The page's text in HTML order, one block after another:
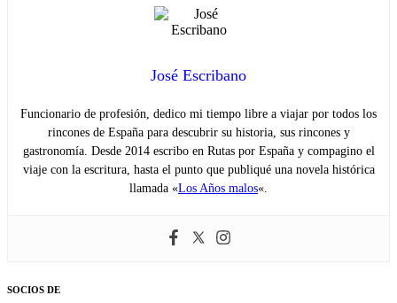
José Escribano
Funcionario de profesión, dedico mi tiempo libre a viajar por todos los
rincones de España para descubrir su historia, sus rincones y
gastronomía. Desde 2014 escribo en Rutas por España y compagino el
viaje con la escritura, hasta el punto que publiqué una novela histórica
llamada «Los Años malos«.
SOCIOS DE